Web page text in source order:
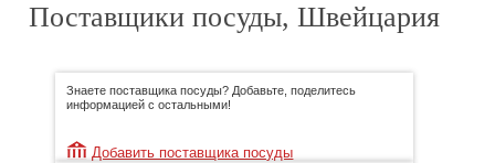
Поставщики посуды, Швейцария
Знаете поставщика посуды? Добавьте, поделитесь
информацией с остальными!
Добавить поставщика посуды